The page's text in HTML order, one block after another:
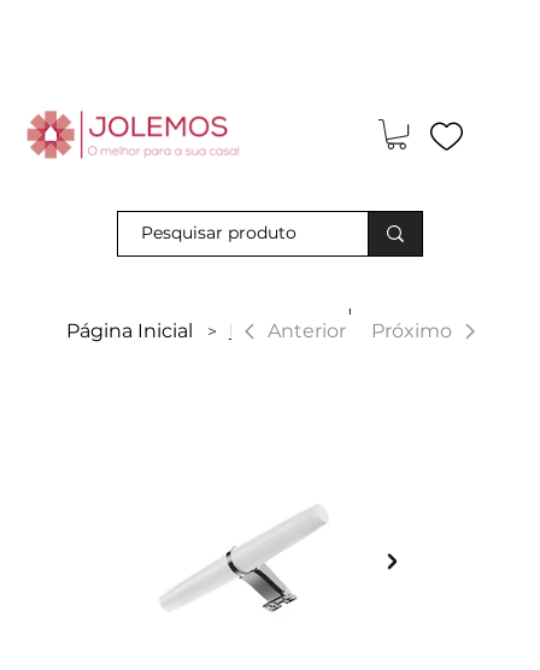
Página Inicial > Eva New
Anterior Próximo